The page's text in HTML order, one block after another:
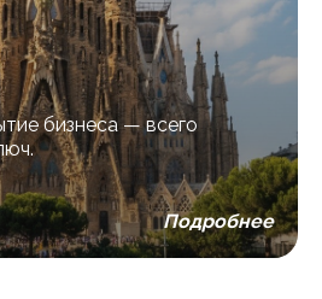
бизнеса — всего
Подробнее